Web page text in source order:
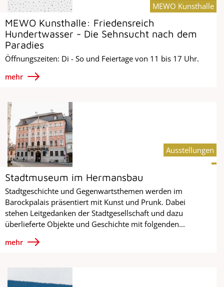
MEWO Kunsthalle: Friedensreich
Hundertwasser - Die Sehnsucht nach dem
Paradies
Öffnungszeiten: Di - So und Feiertage von 11 bis 17 Uhr.
mehr
MEWO Kunsthalle
Stadtmuseum im Hermansbau
Stadtgeschichte und Gegenwartsthemen werden im
Barockpalais präsentiert mit Kunst und Prunk. Dabei
stehen Leitgedanken der Stadtgesellschaft und dazu
überlieferte Objekte und Geschichte mit folgenden...
mehr
Ausstellungen